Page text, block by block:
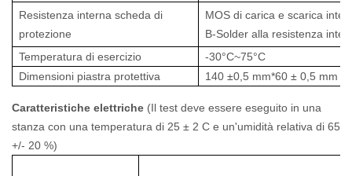
Resistenza interna scheda di
protezione
MOS di carica e scarica
B-Solder alla resistenza
Temperatura di esercizio
-30°C~75°C
Dimensioni piastra protettiva
140 ±0,5 mm*60 ± 0,5 mm
Caratteristiche elettriche (Il test deve essere eseguito in una
stanza con una temperatura di 25 ± 2 C e un'umidità relativa di 65
+/- 20 %)